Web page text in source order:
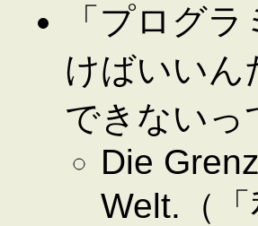
「プログ
けばいいん
できない
Die
Welt.（